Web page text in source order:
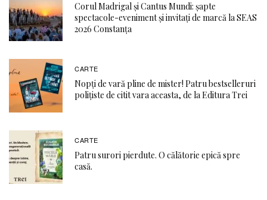
Corul Madrigal și Cantus Mundi: șapte
spectacole-eveniment și invitați de marcă la SEAS
2026 Constanța
CARTE
Nopți de vară pline de mister! Patru bestselleruri
polițiste de citit vara aceasta, de la Editura Trei
CARTE
Patru surori pierdute. O călătorie epică spre
casă.